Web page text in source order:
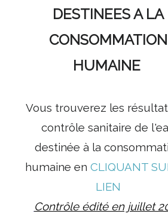
DESTINEES A LA
CONSOMMATION
HUMAINE
Vous trouverez les
contrôle sanitaire de
destinée à la
humaine enCLIQUANT
LIEN
Contrôle édité en juillet